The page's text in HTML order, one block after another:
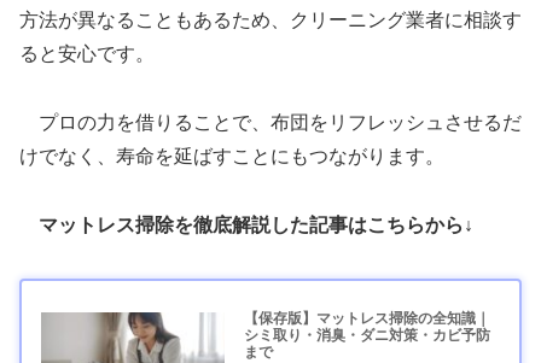
方法が異なることもあるため、クリーニング業者に相談す
ると安心です。
プロの力を借りることで、布団をリフレッシュさせるだ
けでなく、寿命を延ばすことにもつながります。
マットレス掃除を徹底解説した記事はこちらから↓
【保存版】マットレス掃除の全知識｜
シミ取り・消臭・ダニ対策・カビ予防
まで